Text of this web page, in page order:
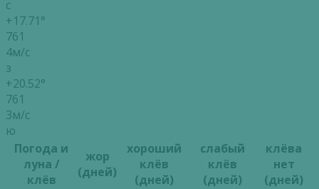
с
+17.71°
761
4м/с
з
+20.52°
761
3м/с
ю
Погода и
луна /
клёв
жор
(дней)
хороший
клёв
(дней)
слабый
клёв
(дней)
клёва
нет
(дней)